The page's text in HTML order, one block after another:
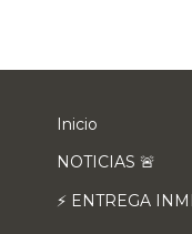
Inicio
NOTICIAS 🚨
⚡ ENTREGA